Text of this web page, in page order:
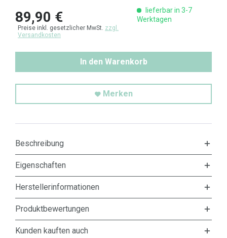
89,90 €
Preise inkl. gesetzlicher MwSt. zzgl.
Versandkosten
lieferbar in 3-7
Werktagen
In den Warenkorb
Merken
Beschreibung
Eigenschaften
Herstellerinformationen
Produktbewertungen
Kunden kauften auch